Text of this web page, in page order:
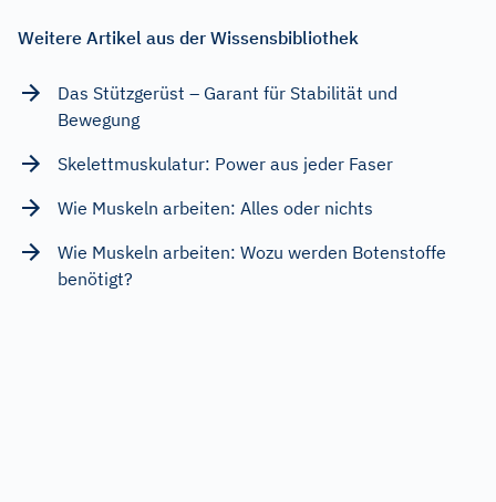
Weitere Artikel aus der Wissensbibliothek
Das Stützgerüst – Garant für Stabilität und
Bewegung
Skelettmuskulatur: Power aus jeder Faser
Wie Muskeln arbeiten: Alles oder nichts
Wie Muskeln arbeiten: Wozu werden Botenstoffe
benötigt?